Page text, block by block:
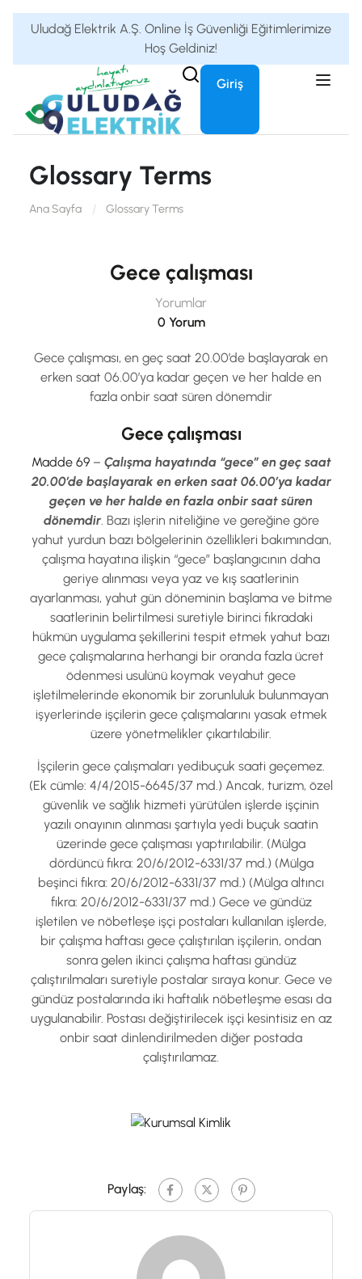
Uludağ Elektrik A.Ş. Online İş Güvenliği Eğitimlerimize
Hoş Geldiniz!
Giriş
Glossary Terms
Ana Sayfa Glossary Terms
Gece çalışması
Yorumlar
0 Yorum
Gece çalışması, en geç saat 20.00’de başlayarak en
erken saat 06.00’ya kadar geçen ve her halde en
fazla onbir saat süren dönemdir
Gece çalışması
Madde 69– Çalışma hayatında “gece” en geç saat
20.00’de başlayarak en erken saat 06.00’ya kadar
geçen ve her halde en fazla onbir saat süren
dönemdir. Bazı işlerin niteliğine ve gereğine göre
yahut yurdun bazı bölgelerinin özellikleri bakımından,
çalışma hayatına ilişkin “gece” başlangıcının daha
geriye alınması veya yaz ve kış saatlerinin
ayarlanması, yahut gün döneminin başlama ve bitme
saatlerinin belirtilmesi suretiyle birinci fıkradaki
hükmün uygulama şekillerini tespit etmek yahut bazı
gece çalışmalarına herhangi bir oranda fazla ücret
ödenmesi usulünü koymak veyahut gece
işletilmelerinde ekonomik bir zorunluluk bulunmayan
işyerlerinde işçilerin gece çalışmalarını yasak etmek
üzere yönetmelikler çıkartılabilir.
İşçilerin gece çalışmaları yedibuçuk saati geçemez.
(Ek cümle: 4/4/2015-6645/37 md.) Ancak, turizm, özel
güvenlik ve sağlık hizmeti yürütülen işlerde işçinin
yazılı onayının alınması şartıyla yedi buçuk saatin
üzerinde gece çalışması yaptırılabilir. (Mülga
dördüncü fıkra: 20/6/2012-6331/37 md.) (Mülga
beşinci fıkra: 20/6/2012-6331/37 md.) (Mülga altıncı
fıkra: 20/6/2012-6331/37 md.) Gece ve gündüz
işletilen ve nöbetleşe işçi postaları kullanılan işlerde,
bir çalışma haftası gece çalıştırılan işçilerin, ondan
sonra gelen ikinci çalışma haftası gündüz
çalıştırılmaları suretiyle postalar sıraya konur. Gece ve
gündüz postalarında iki haftalık nöbetleşme esası da
uygulanabilir. Postası değiştirilecek işçi kesintisiz en az
onbir saat dinlendirilmeden diğer postada
çalıştırılamaz.
Paylaş: